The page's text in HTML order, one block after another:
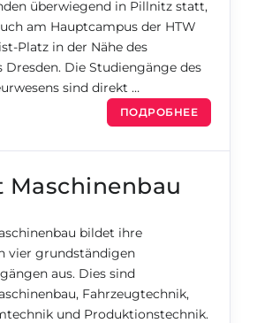
überwiegend in Pillnitz statt,
am Hauptcampus der HTW
Platz in der Nähe des
Dresden. Die Studiengänge des
sind direkt …
ПОДРОБНЕЕ
Maschinenbau
bildet ihre
vier grundständigen
aus. Dies sind
Fahrzeugtechnik,
und Produktionstechnik.